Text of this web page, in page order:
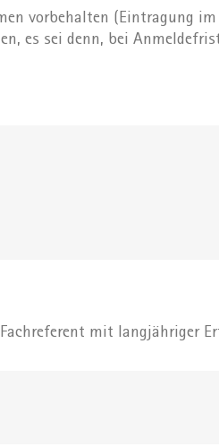
vorbehalten (Eintragung im
es sei denn, bei
mit langjähriger